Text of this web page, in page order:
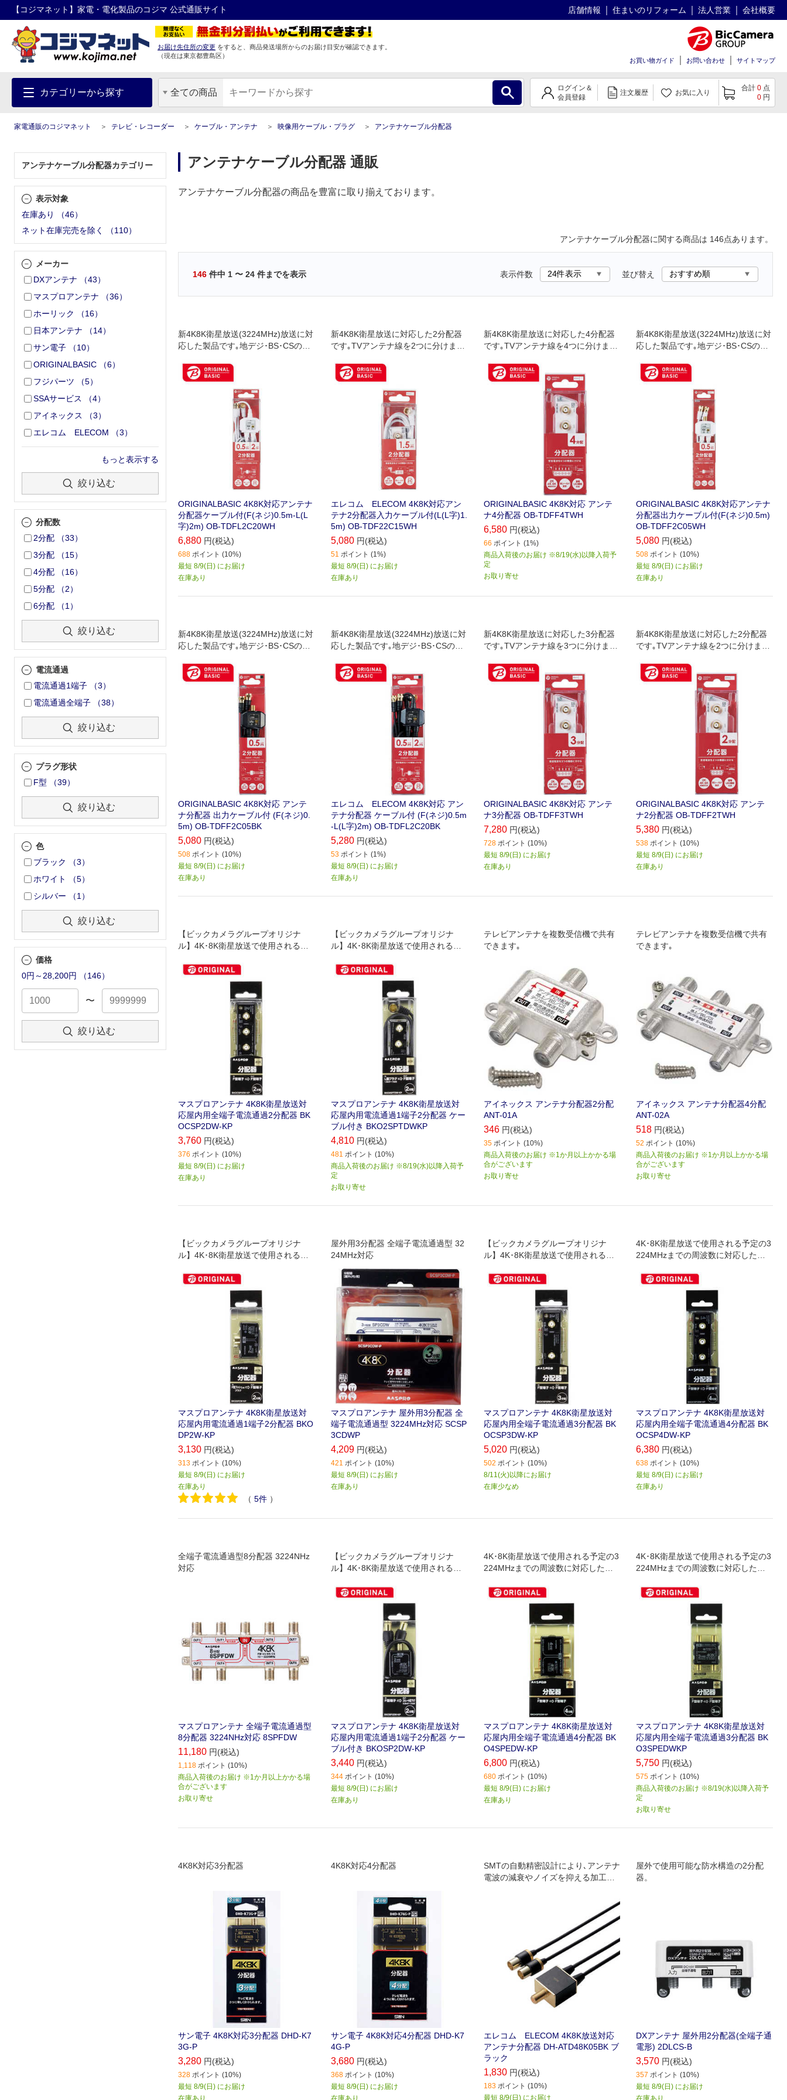
【コジマネット】家電・電化製品のコジマ 公式通販サイト 店舗情報 住まいのリフォーム 法人営業 会社概要
お届け先住所の変更 をすると、商品発送場所からのお届け目安が確認できます。
（現在は東京都豊島区）
お買い物ガイド お問い合わせ サイトマップ
カテゴリーから探す 全ての商品
ログイン＆
会員登録
注文履歴 お気に入り
合計 0 点
0 円
家電通販のコジマネット テレビ・レコーダー ケーブル・アンテナ 映像用ケーブル・プラグ アンテナケーブル分配器
アンテナケーブル分配器カテゴリー
表示対象
在庫あり
（46）
ネット在庫完売を除く
（110）
メーカー
DXアンテナ
（43）
マスプロアンテナ
（36）
ホーリック
（16）
日本アンテナ
（14）
サン電子
（10）
ORIGINALBASIC
（6）
フジパーツ
（5）
SSAサービス
（4）
アイネックス
（3）
エレコム ELECOM
（3）
もっと表示する
絞り込む
分配数
2分配
（33）
3分配
（15）
4分配
（16）
5分配
（2）
6分配
（1 ）
絞り込む
電流通過
電流通過1端子
（3）
電流通過全端子
（38）
絞り込む
プラグ形状
F型
（39）
絞り込む
色
ブラック
（3）
ホワイト
（5）
シルバー
（1 ）
絞り込む
価格
0円～28,200円
（146）
〜
絞り込む
アンテナケーブル分配器 通販
アンテナケーブル分配器の商品を豊富に取り揃えております。
アンテナケーブル分配器に関する商品は 146点あります。
146 件中 1 〜 24 件までを表示 表示件数 並び替え
新4K8K衛星放送(3224MHz)放送に対
応した製品です｡地デジ･BS･CSのデ
用できます｡テレビアンテナ線を2つ
の機器に分けます｡テレビ､レコーダ
ー､テレビチューナー付パソコンなど
を増設する時に使用します｡
ORIGINALBASIC 4K8K対応アンテナ
分配器ケーブル付(F(ネジ)0.5m-L(L
字)2m) OB-TDFL2C20WH
6,880 円(税込)
688 ポイント (10%)
最短 8/9(日) にお届け
在庫あり
新4K8K衛星放送に対応した2分配器
です｡TVアンテナ線を2つに分けま
(1.5m)､出力側はF形プラグ式です｡テ
レビ､レコーダー､テレビチューナー
付パソコンなどを増設する時に使用
エレコム ELECOM 4K8K対応アン
テナ2分配器入力ケーブル付(L(L字)1.
5m) OB-TDF22C15WH
5,080 円(税込)
51 ポイント (1%)
最短 8/9(日) にお届け
在庫あり
新4K8K衛星放送に対応した4分配器
です｡TVアンテナ線を4つに分けま
に並べたスリム形です｡テレビ､レコ
ーダー､テレビチューナー付パソコン
などを増設する時に使用します｡テレ
ビやレコーダーへの接続は別売の同
軸ケーブルを使用します｡
ORIGINALBASIC 4K8K対応 アンテ
ナ4分配器 OB-TDFF4TWH
6,580 円(税込)
66 ポイント (1%)
商品入荷後のお届け ※8/19(水)以降入荷予
定
お取り寄せ
新4K8K衛星放送(3224MHz)放送に対
応した製品です｡地デジ･BS･CSのデ
用できます｡テレビアンテナ線を2つ
の機器に分けます｡テレビ､レコーダ
ー､テレビチューナー付パソコンなど
を増設する時に使用します｡
ORIGINALBASIC 4K8K対応アンテナ
分配器出力ケーブル付(F(ネジ)0.5m)
OB-TDFF2C05WH
5,080 円(税込)
508 ポイント (10%)
最短 8/9(日) にお届け
在庫あり
新4K8K衛星放送(3224MHz)放送に対
応した製品です｡地デジ･BS･CSのデ
用できます｡テレビアンテナ線を2つ
の機器に分けます｡テレビ､レコーダ
ー､テレビチューナー付パソコンなど
を増設する時に使用します｡
ORIGINALBASIC 4K8K対応 アンテ
ナ分配器 出力ケーブル付 (F(ネジ)0.
5m) OB-TDFF2C05BK
5,080 円(税込)
508 ポイント (10%)
最短 8/9(日) にお届け
在庫あり
新4K8K衛星放送(3224MHz)放送に対
応した製品です｡地デジ･BS･CSのデ
用できます｡テレビアンテナ線を2つ
の機器に分けます｡テレビ､レコーダ
ー､テレビチューナー付パソコンなど
を増設する時に使用します｡
エレコム ELECOM 4K8K対応 アン
テナ分配器 ケーブル付 (F(ネジ)0.5m
-L(L字)2m) OB-TDFL2C20BK
5,280 円(税込)
53 ポイント (1%)
最短 8/9(日) にお届け
在庫あり
新4K8K衛星放送に対応した3分配器
です｡TVアンテナ線を3つに分けま
に並べたスリム形です｡テレビ､レコ
ーダー､テレビチューナー付パソコン
などを増設する時に使用します｡テレ
ビやレコーダーへの接続は別売の同
軸ケーブルを使用します｡
ORIGINALBASIC 4K8K対応 アンテ
ナ3分配器 OB-TDFF3TWH
7,280 円(税込)
728 ポイント (10%)
最短 8/9(日) にお届け
在庫あり
新4K8K衛星放送に対応した2分配器
です｡TVアンテナ線を2つに分けま
に並べたスリム形です｡テレビ､レコ
ーダー､テレビチューナー付パソコン
などを増設する時に使用します｡テレ
ビやレコーダーへの接続は別売の同
軸ケーブルを使用します｡
ORIGINALBASIC 4K8K対応 アンテ
ナ2分配器 OB-TDFF2TWH
5,380 円(税込)
538 ポイント (10%)
最短 8/9(日) にお届け
在庫あり
【ビックカメラグループオリジナ
ル】4K･8K衛星放送で使用される予
た分配器です｡
マスプロアンテナ 4K8K衛星放送対
応屋内用全端子電流通過2分配器 BK
OCSP2DW-KP
3,760 円(税込)
376 ポイント (10%)
最短 8/9(日) にお届け
在庫あり
【ビックカメラグループオリジナ
ル】4K･8K衛星放送で使用される予
ています｡
マスプロアンテナ 4K8K衛星放送対
応屋内用電流通過1端子2分配器 ケー
ブル付き BKO2SPTDWKP
4,810 円(税込)
481 ポイント (10%)
商品入荷後のお届け ※8/19(水)以降入荷予
定
お取り寄せ
テレビアンテナを複数受信機で共有
できます｡
アイネックス アンテナ分配器2分配
ANT-01A
346 円(税込)
35 ポイント (10%)
商品入荷後のお届け ※1か月以上かかる場
合がございます
お取り寄せ
テレビアンテナを複数受信機で共有
できます｡
アイネックス アンテナ分配器4分配
ANT-02A
518 円(税込)
52 ポイント (10%)
商品入荷後のお届け ※1か月以上かかる場
合がございます
お取り寄せ
【ビックカメラグループオリジナ
ル】4K･8K衛星放送で使用される予
た分配器です｡
マスプロアンテナ 4K8K衛星放送対
応屋内用電流通過1端子2分配器 BKO
DP2W-KP
3,130 円(税込)
313 ポイント (10%)
最短 8/9(日) にお届け
在庫あり
（ 5件 ）
屋外用3分配器 全端子電流通過型 32
24MHz対応
マスプロアンテナ 屋外用3分配器 全
端子電流通過型 3224MHz対応 SCSP
3CDWP
4,209 円(税込)
421 ポイント (10%)
最短 8/9(日) にお届け
在庫あり
【ビックカメラグループオリジナ
ル】4K･8K衛星放送で使用される予
た分配器です｡
マスプロアンテナ 4K8K衛星放送対
応屋内用全端子電流通過3分配器 BK
OCSP3DW-KP
5,020 円(税込)
502 ポイント (10%)
8/11(火)以降にお届け
在庫少なめ
4K･8K衛星放送で使用される予定の3
224MHzまでの周波数に対応した分
マスプロアンテナ 4K8K衛星放送対
応屋内用全端子電流通過4分配器 BK
OCSP4DW-KP
6,380 円(税込)
638 ポイント (10%)
最短 8/9(日) にお届け
在庫あり
全端子電流通過型8分配器 3224NHz
対応
マスプロアンテナ 全端子電流通過型
8分配器 3224NHz対応 8SPFDW
11,180 円(税込)
1,118 ポイント (10%)
商品入荷後のお届け ※1か月以上かかる場
合がございます
お取り寄せ
【ビックカメラグループオリジナ
ル】4K･8K衛星放送で使用される予
た分配器です｡
マスプロアンテナ 4K8K衛星放送対
応屋内用電流通過1端子2分配器 ケー
ブル付き BKOSP2DW-KP
3,440 円(税込)
344 ポイント (10%)
最短 8/9(日) にお届け
在庫あり
4K･8K衛星放送で使用される予定の3
224MHzまでの周波数に対応した分
マスプロアンテナ 4K8K衛星放送対
応屋内用全端子電流通過4分配器 BK
O4SPEDW-KP
6,800 円(税込)
680 ポイント (10%)
最短 8/9(日) にお届け
在庫あり
4K･8K衛星放送で使用される予定の3
224MHzまでの周波数に対応した分
マスプロアンテナ 4K8K衛星放送対
応屋内用全端子電流通過3分配器 BK
O3SPEDWKP
5,750 円(税込)
575 ポイント (10%)
商品入荷後のお届け ※8/19(水)以降入荷予
定
お取り寄せ
4K8K対応3分配器
サン電子 4K8K対応3分配器 DHD-K7
3G-P
3,280 円(税込)
328 ポイント (10%)
最短 8/9(日) にお届け
在庫あり
4K8K対応4分配器
サン電子 4K8K対応4分配器 DHD-K7
4G-P
3,680 円(税込)
368 ポイント (10%)
最短 8/9(日) にお届け
在庫あり
SMTの自動精密設計により､アンテナ
電波の減衰やノイズを抑える加工方
エレコム ELECOM 4K8K放送対応
アンテナ分配器 DH-ATD48K05BK ブ
ラック
1,830 円(税込)
183 ポイント (10%)
最短 8/9(日) にお届け
屋外で使用可能な防水構造の2分配
器。
DXアンテナ 屋外用2分配器(全端子通
電形) 2DLCS-B
3,570 円(税込)
357 ポイント (10%)
最短 8/9(日) にお届け
在庫あり